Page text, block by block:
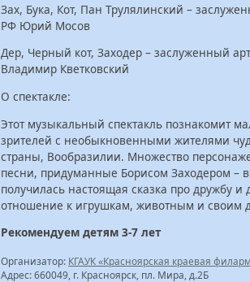
Зах, Бука, Кот, Пан Трулялинский –
РФ Юрий Мосов
Дер, Черный кот, Заходер – заслуженный
Владимир Кветковский
О спектакле:
Этот музыкальный спектакль познакомит
зрителей с необыкновенными жителями
страны, Вообразилии. Множество
песни, придуманные Борисом Заходером –
получилась настоящая сказка про дружбу и
отношение к игрушкам, животным и своим
Рекомендуем детям 3-7 лет
Организатор: КГАУК «Красноярская краевая
Адрес: 660049, г. Красноярск, пл. Мира, д.2Б